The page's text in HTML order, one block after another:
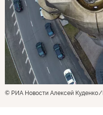
© РИА Новости Алексей Куденко